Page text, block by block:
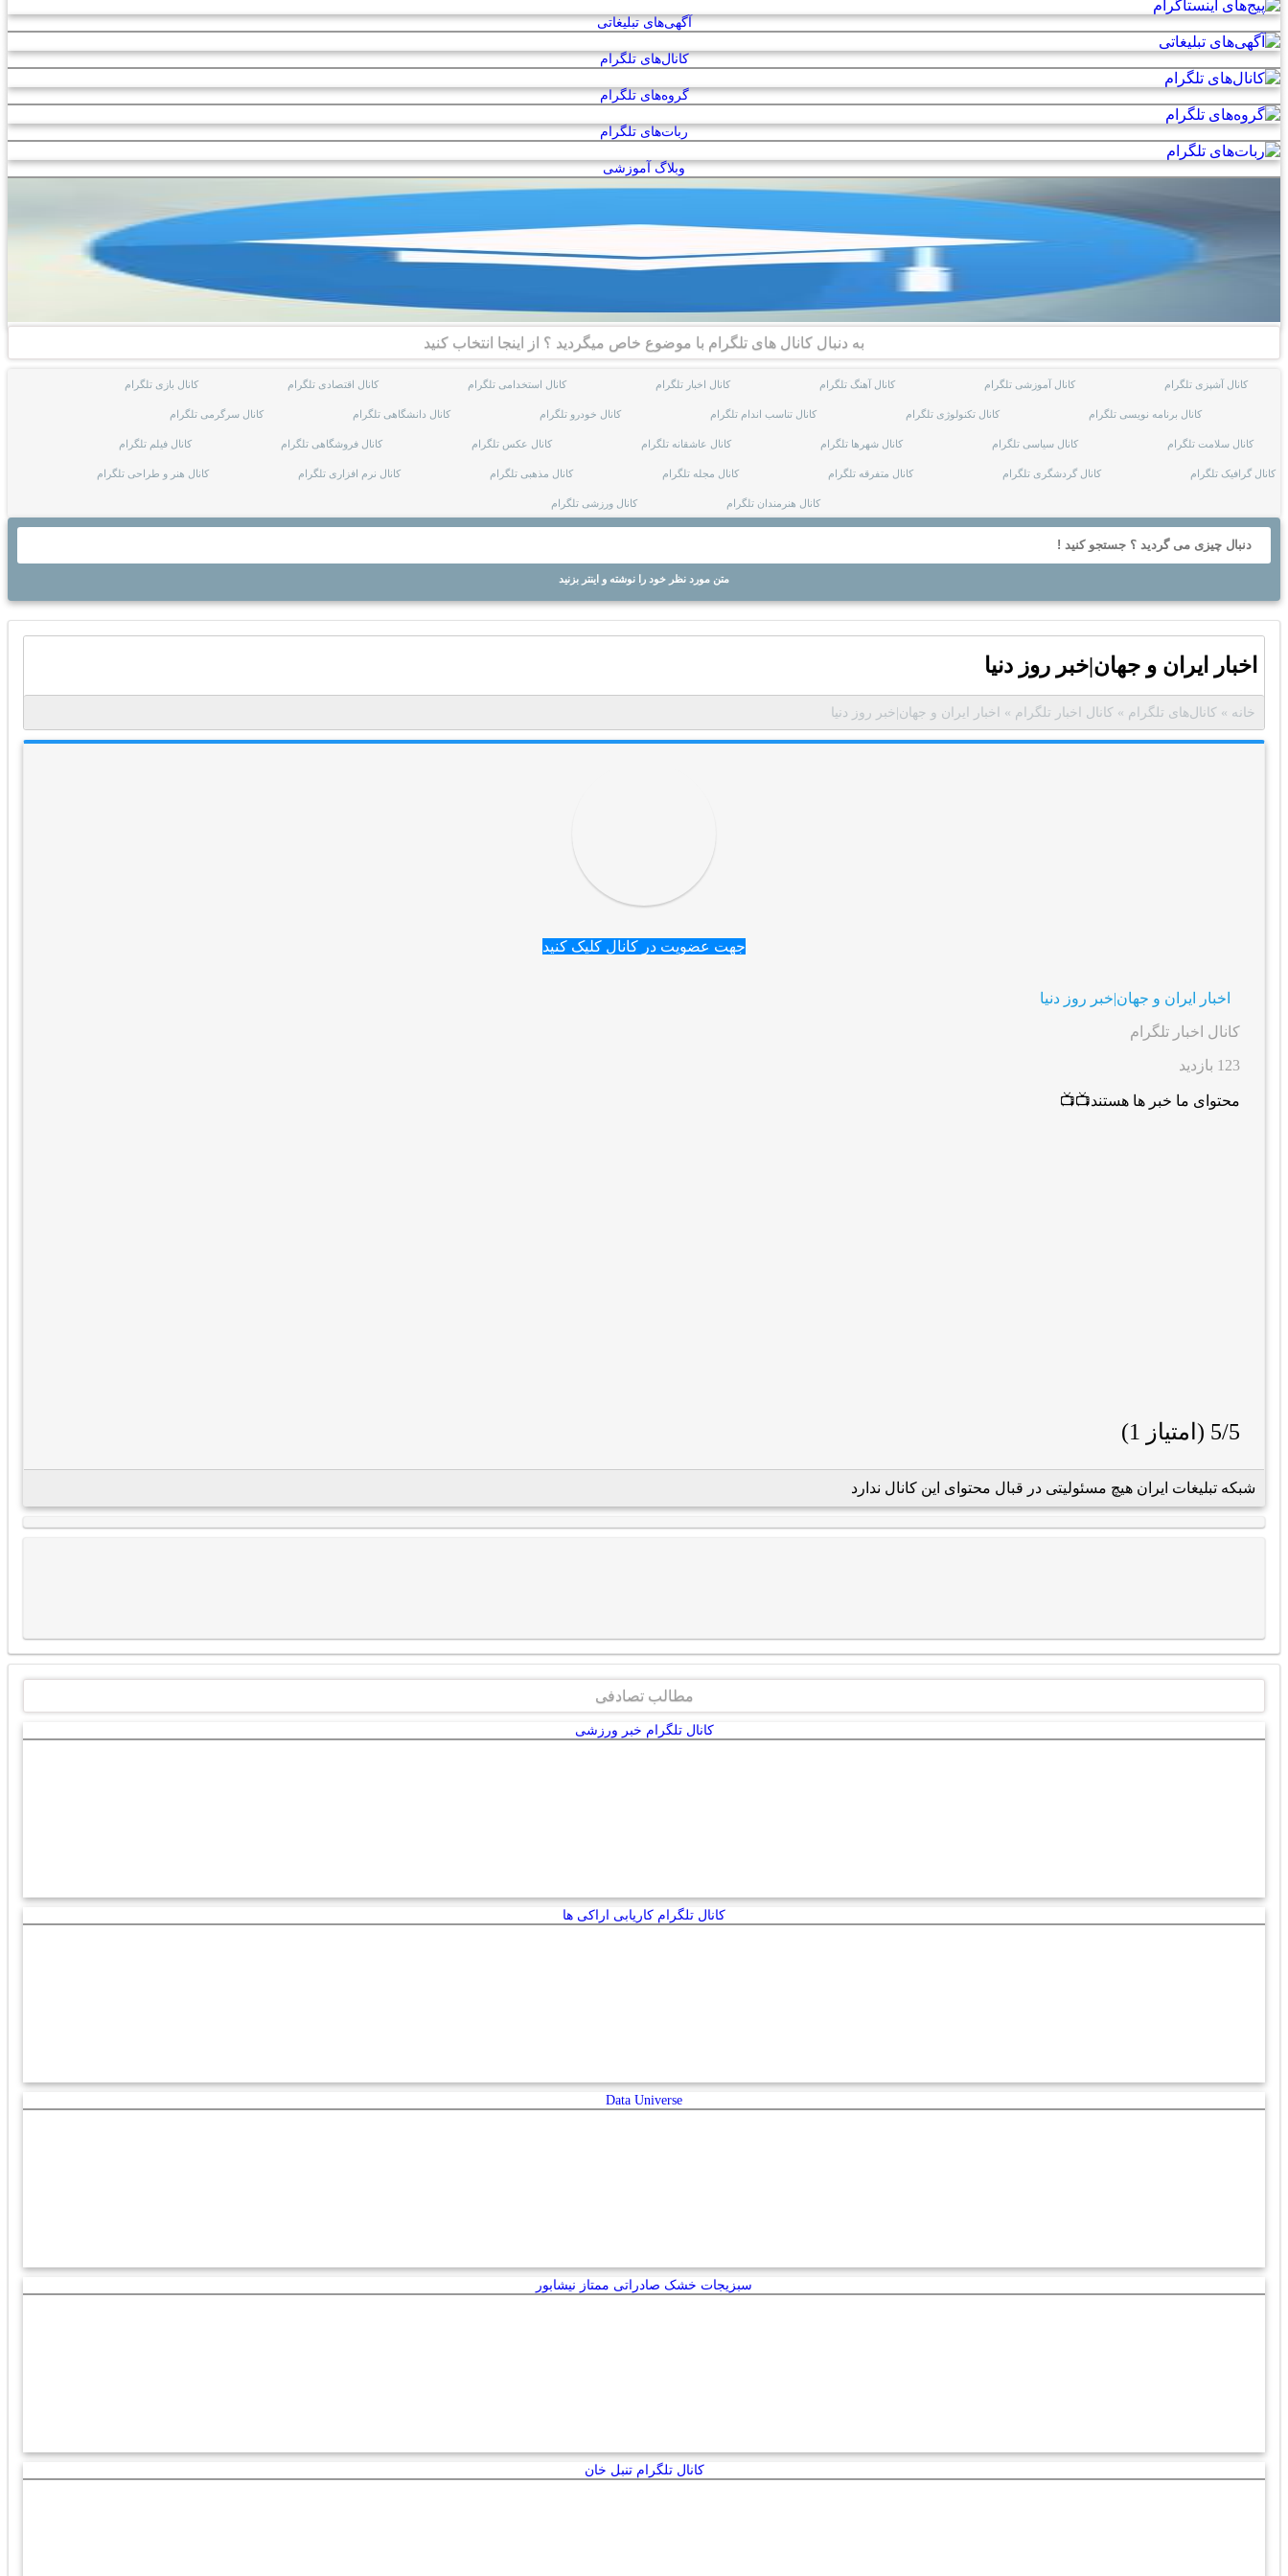
آگهی‌های تبلیغاتی
کانال‌های تلگرام
گروه‌های تلگرام
ربات‌های تلگرام
وبلاگ آموزشی
به دنبال کانال های تلگرام با موضوع خاص میگردید ؟ از اینجا انتخاب کنید
کانال آشپزی تلگرام کانال آموزشی تلگرام کانال آهنگ تلگرام کانال اخبار تلگرام کانال استخدامی تلگرام کانال اقتصادی تلگرام کانال بازی تلگرام
کانال برنامه نویسی تلگرام کانال تکنولوژی تلگرام کانال تناسب اندام تلگرام کانال خودرو تلگرام کانال دانشگاهی تلگرام کانال سرگرمی تلگرام
کانال سلامت تلگرام کانال سیاسی تلگرام کانال شهرها تلگرام کانال عاشقانه تلگرام کانال عکس تلگرام کانال فروشگاهی تلگرام کانال فیلم تلگرام
کانال گرافیک تلگرام کانال گردشگری تلگرام کانال متفرقه تلگرام کانال مجله تلگرام کانال مذهبی تلگرام کانال نرم افزاری تلگرام کانال هنر و طراحی تلگرام
کانال هنرمندان تلگرام کانال ورزشی تلگرام
متن مورد نظر خود را نوشته و اینتر بزنید
اخبار ایران و جهان|خبر روز دنیا
خانه » کانال‌های تلگرام » کانال اخبار تلگرام » اخبار ایران و جهان|خبر روز دنیا
جهت عضویت در کانال کلیک کنید
اخبار ایران و جهان|خبر روز دنیا
کانال اخبار تلگرام
123 بازدید
محتوای ما خبر ها هستند📺📺
5/5 (امتیاز 1)
شبکه تبلیغات ایران هیچ مسئولیتی در قبال محتوای این کانال ندارد
مطالب تصادفی
کانال تلگرام خبر ورزشی
کانال تلگرام کاریابی اراکی ها
Data Universe
سبزیجات خشک صادراتی ممتاز نیشابور
کانال تلگرام تنبل خان